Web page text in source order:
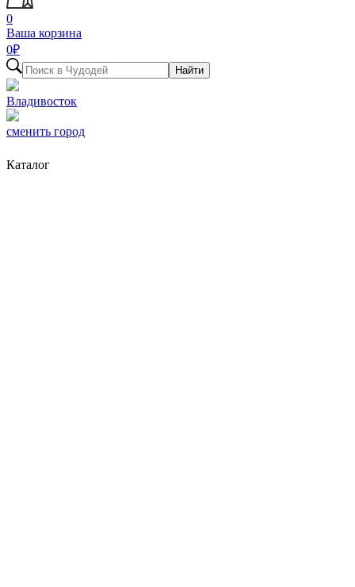
0
Ваша корзина
0₽
Найти
Владивосток
сменить город
Каталог